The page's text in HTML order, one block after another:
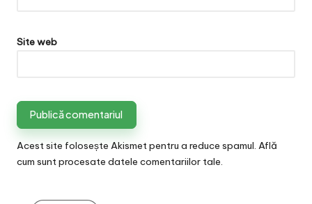
Site web
Acest site folosește Akismet pentru a reduce spamul. Află
cum sunt procesate datele comentariilor tale.